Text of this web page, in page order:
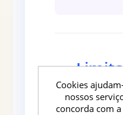
3
Cookies
nossos
concorda com